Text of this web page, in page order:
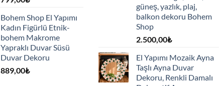
Bohem Shop El Yapımı
Kadın Figürlü Etnik-
bohem Makrome
Yapraklı Duvar Süsü
Duvar Dekoru
889,00₺
güneş, yazlık, plaj,
balkon dekoru Bohem
Shop
2.500,00₺
El Yapımı Mozaik Ayna
Taşlı Ayna Duvar
Dekoru, Renkli Damalı